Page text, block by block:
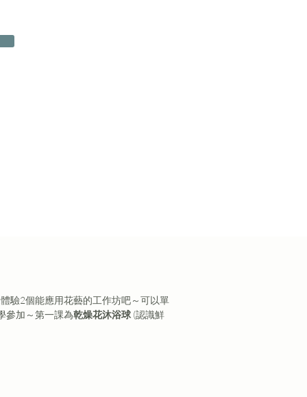
驗2個能應用花藝的工作坊吧～可以單
參加～第一課為乾燥花沐浴球 (認識鮮